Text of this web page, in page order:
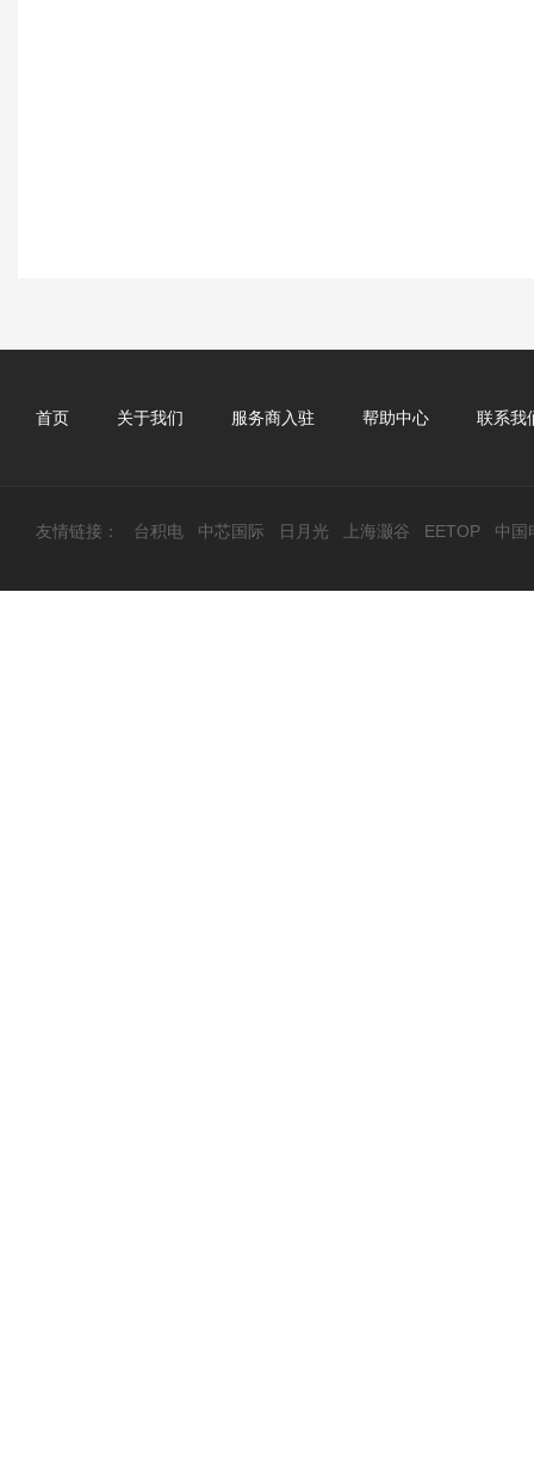
首页 关于我们 服务商入驻 帮助中心 联系我
友情链接： 台积电 中芯国际 日月光 上海灏谷 EETOP 中国